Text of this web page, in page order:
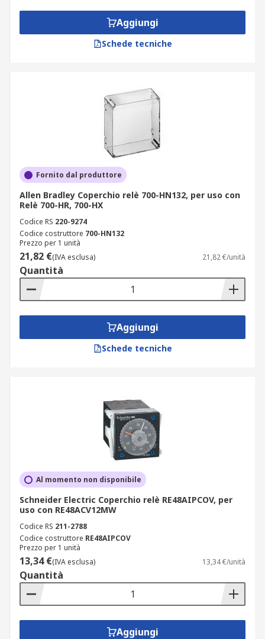
A cosa servono le piastre terminali per
relè utilizzati in ambienti sia interni sia esterni.
Le piastre terminali per relè possono essere
trovate in ambienti come scuole, uffici, proprietà,
Aggiungi
Schede tecniche
Fornito dal produttore
Allen Bradley Coperchio relè 700-HN132, per uso con
Relè 700-HR, 700-HX
Codice RS 220-9274
Codice costruttore 700-HN132
Prezzo per 1 unità
21,82 €(IVA esclusa) 21,82 €/unità
Quantità
Aggiungi
Schede tecniche
Al momento non disponibile
Schneider Electric Coperchio relè RE48AIPCOV, per
uso con RE48ACV12MW
Codice RS 211-2788
Codice costruttore RE48AIPCOV
Prezzo per 1 unità
13,34 €(IVA esclusa) 13,34 €/unità
Quantità
Aggiungi